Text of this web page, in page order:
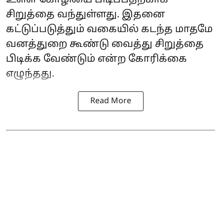
சிறுத்தை வந்துள்ளது. இதனை
கட்டுப்படுத்தும் வகையில் கடந்த மாதமே
வனத்துறை கூண்டு வைத்து சிறுத்தை
பிடிக்க வேண்டும் என்ற கோரிக்கை
எழுந்தது.
Read More